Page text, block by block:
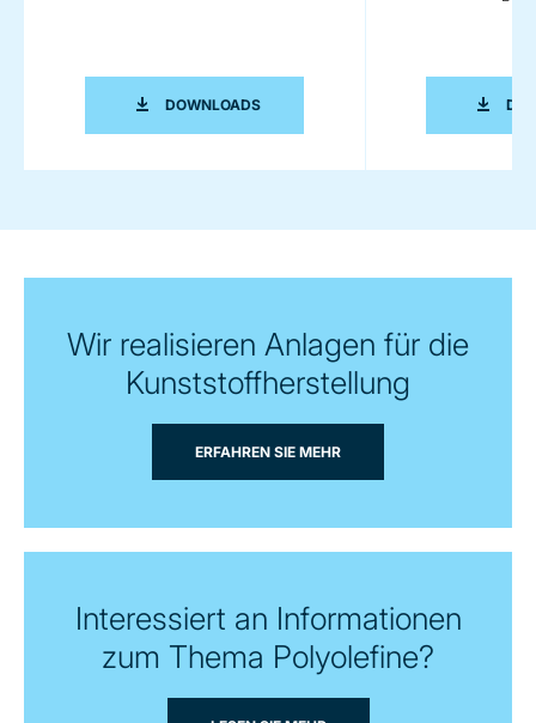
DOWNLOADSPOLYOLEFIN-COMPOUNDING
Wir realisieren Anlagen für die
Kunststoffherstellung
ERFAHREN SIE MEHR
Interessiert an Informationen
zum Thema Polyolefine?